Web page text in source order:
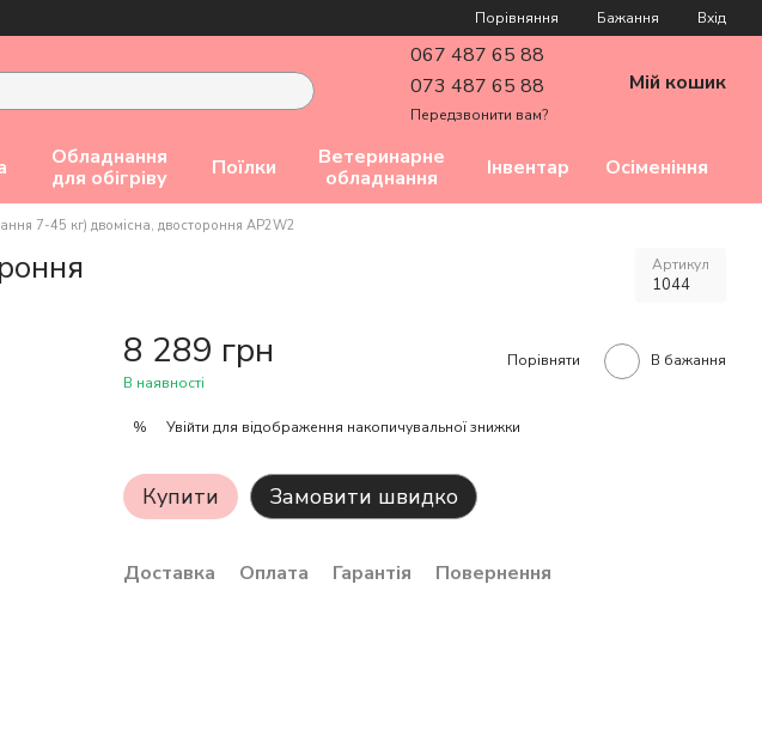
Порівняння Бажання Вхід
067 487 65 88
073 487 65 88
Передзвонити вам?
Мій кошик
Обладнання
для обігріву
Поїлки
Ветеринарне
обладнання
Інвентар Осіменіння
7-45 кг) двомісна, двостороння AP2W2
Артикул
1044
8 289 грн
В наявності
Порівняти В бажання
% Увійти для відображення накопичувальної знижки
Купити Замовити швидко
Доставка Оплата Гарантія Повернення